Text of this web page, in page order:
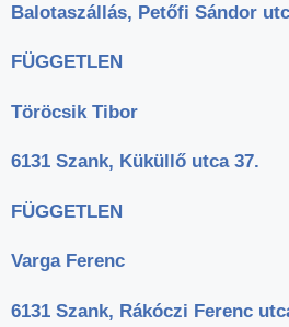
Balotaszállás, Petőfi Sándor
FÜGGETLEN
Töröcsik Tibor
6131 Szank, Küküllő utca 37.
FÜGGETLEN
Varga Ferenc
6131 Szank, Rákóczi Ferenc